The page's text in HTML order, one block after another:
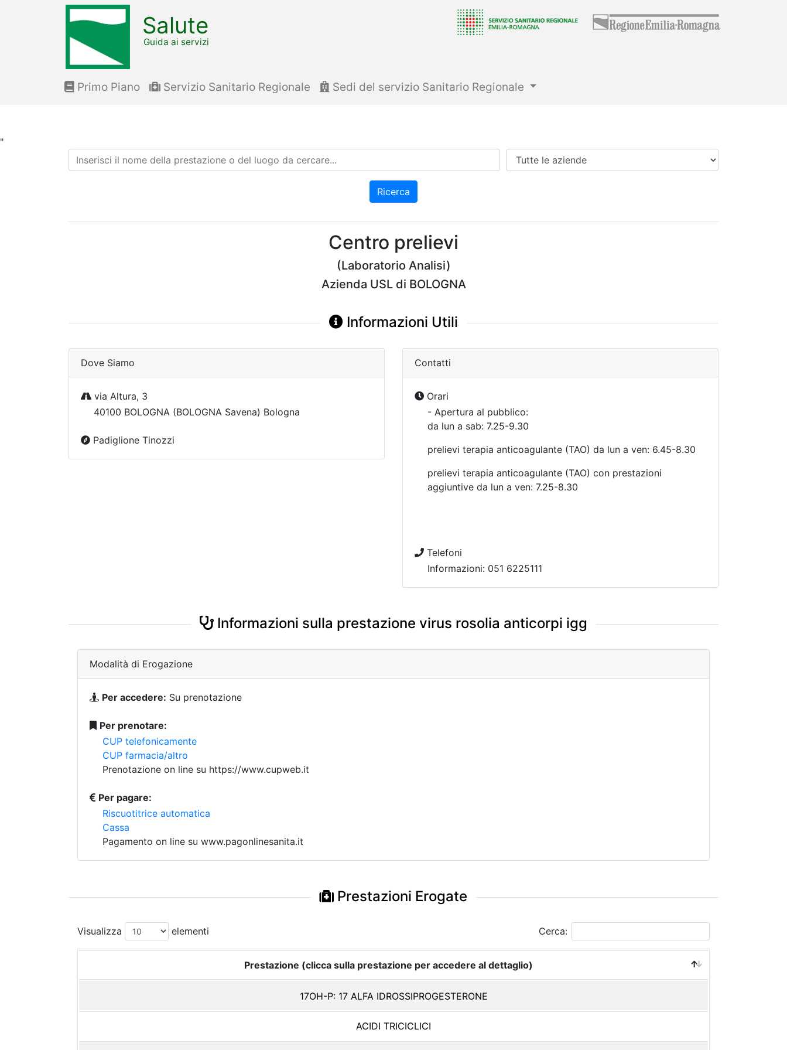
"
Salute
Guida ai servizi
Primo Piano Servizio Sanitario Regionale Sedi del servizio Sanitario Regionale
Ricerca Azienda
Ricerca
Centro prelievi
(Laboratorio Analisi)
Azienda USL di BOLOGNA
Informazioni Utili
Dove Siamo
via Altura, 3
40100 BOLOGNA (BOLOGNA Savena) Bologna
Padiglione Tinozzi
Contatti
Orari
- Apertura al pubblico:
da lun a sab: 7.25-9.30
prelievi terapia anticoagulante (TAO) da lun a ven: 6.45-8.30
prelievi terapia anticoagulante (TAO) con prestazioni
aggiuntive da lun a ven: 7.25-8.30
Telefoni
Informazioni: 051 6225111
Informazioni sulla prestazione virus rosolia anticorpi igg
Modalità di Erogazione
Per accedere: Su prenotazione
Per prenotare:
CUP telefonicamente
CUP farmacia/altro
Prenotazione on line su https://www.cupweb.it
Per pagare:
Riscuotitrice automatica
Cassa
Pagamento on line su www.pagonlinesanita.it
Prestazioni Erogate
Visualizza elementi Cerca:
Prestazione (clicca sulla prestazione per accedere al dettaglio)
17OH-P: 17 ALFA IDROSSIPROGESTERONE
ACIDI TRICICLICI